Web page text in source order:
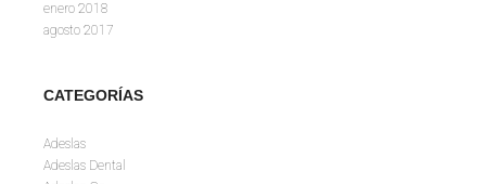
enero 2018
agosto 2017
CATEGORÍAS
Adeslas
Adeslas Dental